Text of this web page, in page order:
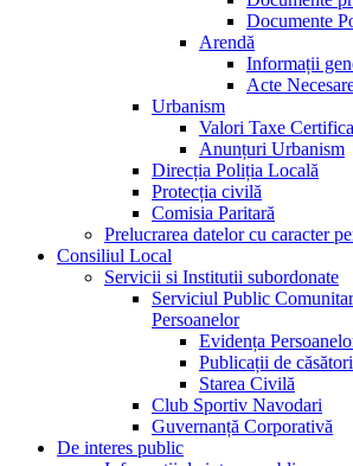
Documente
Arendă
Informații
Acte
Urbanism
Valori Taxe
Anunțuri Urbanism
Direcția Poliția Locală
Protecția civilă
Comisia Paritară
Prelucrarea datelor cu caracter
Consiliul Local
Servicii si Institutii subordonate
Serviciul Public
Persoanelor
Evidența
Publicații de
Starea Civilă
Club Sportiv Navodari
Guvernanță Corporativă
De interes public